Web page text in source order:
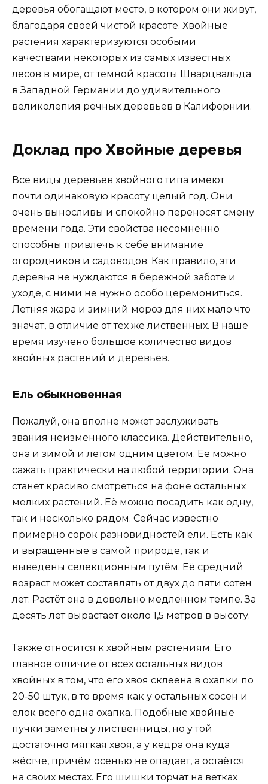
деревья обогащают место, в котором они живут,
благодаря своей чистой красоте. Хвойные
растения характеризуются особыми
качествами некоторых из самых известных
лесов в мире, от темной красоты Шварцвальда
в Западной Германии до удивительного
великолепия речных деревьев в Калифорнии.
Доклад про Хвойные деревья
Все виды деревьев хвойного типа имеют
почти одинаковую красоту целый год. Они
очень выносливы и спокойно переносят смену
времени года. Эти свойства несомненно
способны привлечь к себе внимание
огородников и садоводов. Как правило, эти
деревья не нуждаются в бережной заботе и
уходе, с ними не нужно особо церемониться.
Летняя жара и зимний мороз для них мало что
значат, в отличие от тех же лиственных. В наше
время изучено большое количество видов
хвойных растений и деревьев.
Ель обыкновенная
Пожалуй, она вполне может заслуживать
звания неизменного классика. Действительно,
она и зимой и летом одним цветом. Её можно
сажать практически на любой территории. Она
станет красиво смотреться на фоне остальных
мелких растений. Её можно посадить как одну,
так и несколько рядом. Сейчас известно
примерно сорок разновидностей ели. Есть как
и выращенные в самой природе, так и
выведены селекционным путём. Её средний
возраст может составлять от двух до пяти сотен
лет. Растёт она в довольно медленном темпе. За
десять лет вырастает около 1,5 метров в высоту.
Также относится к хвойным растениям. Его
главное отличие от всех остальных видов
хвойных в том, что его хвоя склеена в охапки по
20-50 штук, в то время как у остальных сосен и
ёлок всего одна охапка. Подобные хвойные
пучки заметны у лиственницы, но у той
достаточно мягкая хвоя, а у кедра она куда
жёстче, причём осенью не опадает, а остаётся
на своих местах. Его шишки торчат на ветках